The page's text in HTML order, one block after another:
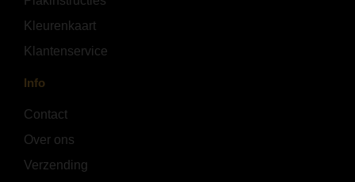
Kleurenkaart
Klantenservice
Info
Contact
Over ons
Verzending